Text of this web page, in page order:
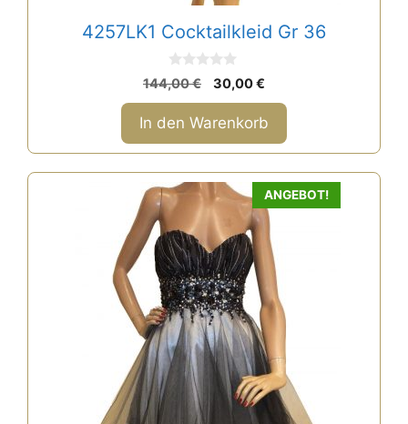
4257LK1 Cocktailkleid Gr 36
0
v
o
5
144,00€
Ursprünglicher
Preis
war:
30,00€
Preis
ist:
30,00 €.
In den Warenkorb
ANGEBOT!